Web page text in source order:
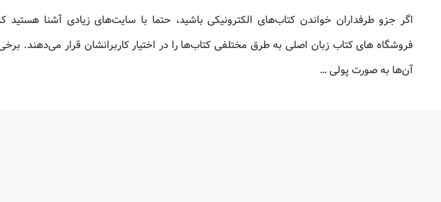
اگر جزو طرفداران خواندن کتاب‌های الکترونیکی باشید، حتما با سایت‌های زیادی آشنا
فروشگاه های کتاب زبان اصلی به طرق مختلفی کتاب‌ها را در اختیار کاربرانشان قرار می‌دهند.
آن‌ها به صورت پولی …